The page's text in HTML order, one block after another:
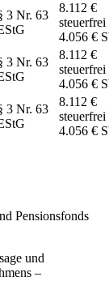
3 Nr. 63
8.112 €
steuerfrei
4.056 €
3 Nr. 63
8.112 €
steuerfrei
4.056 €
3 Nr. 63
8.112 €
steuerfrei
4.056 €
Pensionsfonds
und
–